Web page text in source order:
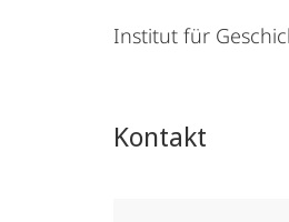
Institut für
Kontakt